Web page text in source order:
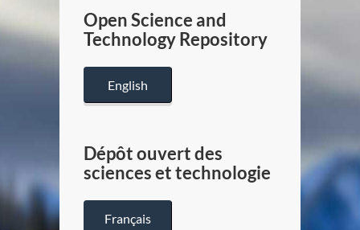
Canada
Open Science and
Technology Repository
English
Dépôt ouvert des
sciences et technologie
Français